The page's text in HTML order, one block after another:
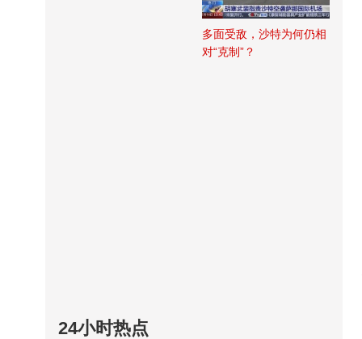
多面受敌，沙特为何仍相
对“克制”？
24小时热点